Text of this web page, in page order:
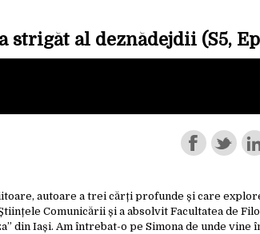
strigăt al deznădejdii (S5,
autoare a trei cărți profunde și care
Comunicării și a absolvit Facultatea de
din Iași. Am întrebat-o pe Simona de unde vine